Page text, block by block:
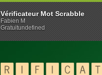
Vérificateur Mot Scrabble
Fabien M
Gratuitundefined